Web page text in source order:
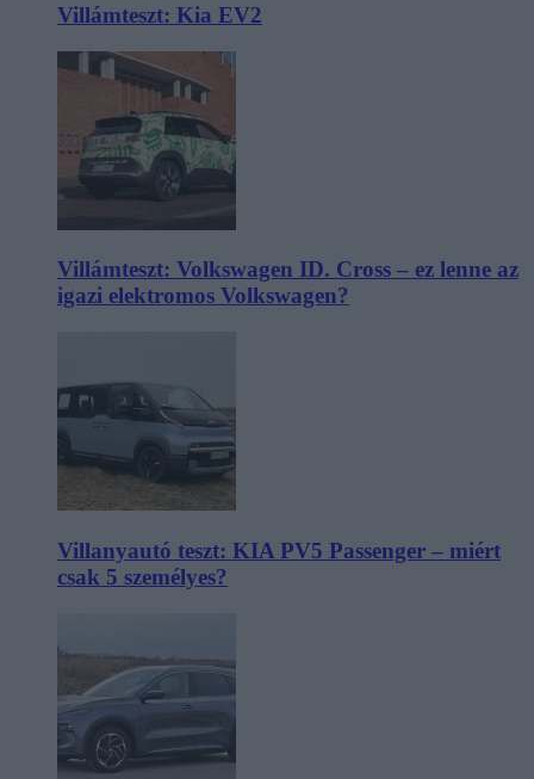
Villámteszt: Kia EV2
Villámteszt: Volkswagen ID. Cross – ez lenne az
igazi elektromos Volkswagen?
Villanyautó teszt: KIA PV5 Passenger – miért
csak 5 személyes?